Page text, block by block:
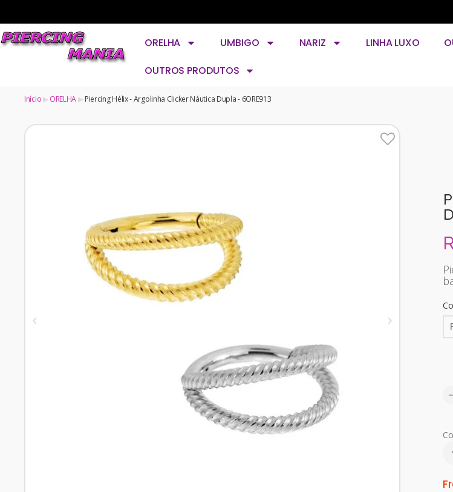
ORELHA UMBIGO NARIZ LINHA LUXO
OUTROS PRODUTOS
Início ORELHA Piercing Hélix - Argolinha Clicker Náutica Dupla - 6ORE913